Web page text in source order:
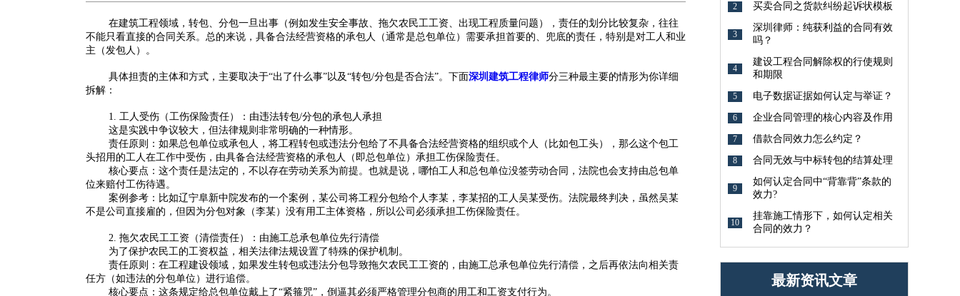
在建筑工程领域，转包、分包一旦出事（例如发生安全事故、拖欠农民工工资、出现工程质量问题），责任的划分比较复杂，往往
不能只看直接的合同关系。总的来说，具备合法经营资格的承包人（通常是总包单位）需要承担首要的、兜底的责任，特别是对工人和业
主（发包人）。
具体担责的主体和方式，主要取决于“出了什么事”以及“转包/分包是否合法”。下面深圳建筑工程律师分三种最主要的情形为你详细
拆解：
1. 工人受伤（工伤保险责任）：由违法转包/分包的承包人承担
这是实践中争议较大，但法律规则非常明确的一种情形。
责任原则：如果总包单位或承包人，将工程转包或违法分包给了不具备合法经营资格的组织或个人（比如包工头），那么这个包工
头招用的工人在工作中受伤，由具备合法经营资格的承包人（即总包单位）承担工伤保险责任。
核心要点：这个责任是法定的，不以存在劳动关系为前提。也就是说，哪怕工人和总包单位没签劳动合同，法院也会支持由总包单
位来赔付工伤待遇。
案例参考：比如辽宁阜新中院发布的一个案例，某公司将工程分包给个人李某，李某招的工人吴某受伤。法院最终判决，虽然吴某
不是公司直接雇的，但因为分包对象（李某）没有用工主体资格，所以公司必须承担工伤保险责任。
2. 拖欠农民工工资（清偿责任）：由施工总承包单位先行清偿
为了保护农民工的工资权益，相关法律法规设置了特殊的保护机制。
责任原则：在工程建设领域，如果发生转包或违法分包导致拖欠农民工工资的，由施工总承包单位先行清偿，之后再依法向相关责
任方（如违法的分包单位）进行追偿。
核心要点 ：这条规定给总包单位戴上了“紧箍咒”，倒逼其必须严格管理分包商的用工和工资支付行为。
2 买卖合同之货款纠纷起诉状模板
3
深圳律师：纯获利益的合同有效
吗？
4
建设工程合同解除权的行使规则
和期限
5 电子数据证据如何认定与举证？
6 企业合同管理的核心内容及作用
7 借款合同效力怎么约定？
8 合同无效与中标转包的结算处理
9
如何认定合同中“背靠背”条款的
效力?
10
挂靠施工情形下，如何认定相关
合同的效力？
最新资讯文章